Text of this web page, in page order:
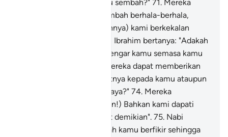
kaumnya: "Apa yang kamu sembah?" 71. Mereka
menjawab: "Kami menyembah berhala-berhala,
maka (kerana memuliakannya) kami berkekalan
Nabi Ibrahim bertanya: "Adakah
berhala-berhala itu mendengar kamu semasa kamu
"Atau mereka dapat memberikan
sesuatu yang ada manfaatnya kepada kamu ataupun
menimpakan sesuatu bahaya?" 74. Mereka
menjawab: "(Tidak satupun!) Bahkan kami dapati
datuk nenek kami berbuat demikian". 75. Nabi
Ibrahim berkata: "Sudahkah kamu berfikir sehingga